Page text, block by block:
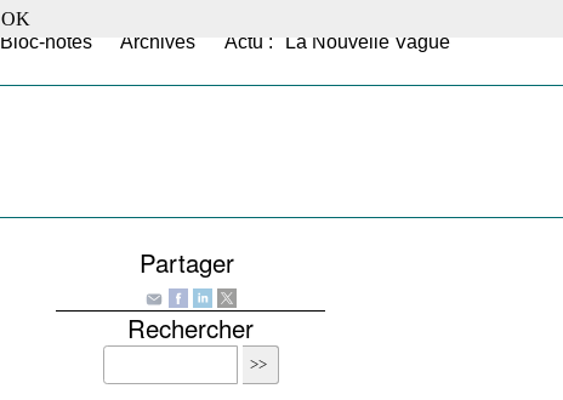
Bloc-notes Archives
Actu : "La Nouvelle Vague"
Partager
Rechercher
OK